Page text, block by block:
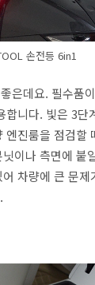
손전등 6in1
은데요. 필수품
합니다. 빛은 3단
엔진룸을 점검할
이나 측면에 붙
차량에 큰 문